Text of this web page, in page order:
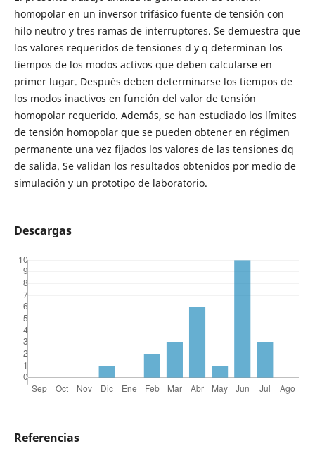
homopolar en un inversor trifásico fuente de tensión con
hilo neutro y tres ramas de interruptores. Se demuestra que
los valores requeridos de tensiones d y q determinan los
tiempos de los modos activos que deben calcularse en
primer lugar. Después deben determinarse los tiempos de
los modos inactivos en función del valor de tensión
homopolar requerido. Además, se han estudiado los límites
de tensión homopolar que se pueden obtener en régimen
permanente una vez fijados los valores de las tensiones dq
de salida. Se validan los resultados obtenidos por medio de
simulación y un prototipo de laboratorio.
Descargas
Referencias